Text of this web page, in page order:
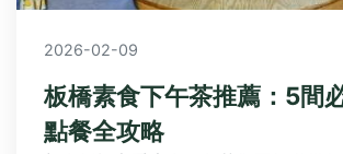
2026-02-09
板橋素食下午茶推薦：5間
點餐全攻略